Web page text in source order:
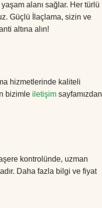
alanı sağlar. Her türlü
Güçlü İlaçlama, sizin ve
altına alın!
hizmetlerinde kaliteli
bizimle iletişim sayfamızdan
kontrolünde, uzman
Daha fazla bilgi ve fiyat